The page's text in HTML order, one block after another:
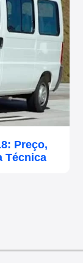
Preço,
Técnica